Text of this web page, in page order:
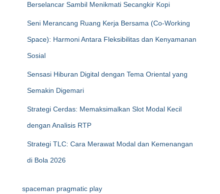
Berselancar Sambil Menikmati Secangkir Kopi
Seni Merancang Ruang Kerja Bersama (Co-Working
Space): Harmoni Antara Fleksibilitas dan Kenyamanan
Sosial
Sensasi Hiburan Digital dengan Tema Oriental yang
Semakin Digemari
Strategi Cerdas: Memaksimalkan Slot Modal Kecil
dengan Analisis RTP
Strategi TLC: Cara Merawat Modal dan Kemenangan
di Bola 2026
spaceman pragmatic play